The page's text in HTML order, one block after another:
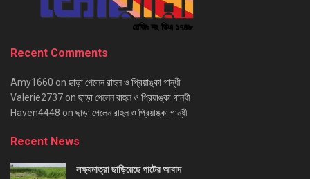
Recent Comments
Amy1660 on ছাড়া পেলেন রাহুল ও প্রিয়াঙ্কা গান্ধী
Valerie2737 on ছাড়া পেলেন রাহুল ও প্রিয়াঙ্কা গান্ধী
Haven4448 on ছাড়া পেলেন রাহুল ও প্রিয়াঙ্কা গান্ধী
Recent News
লক্ষ্যমাত্রা ছাড়িয়েছে পাটের আবাদ